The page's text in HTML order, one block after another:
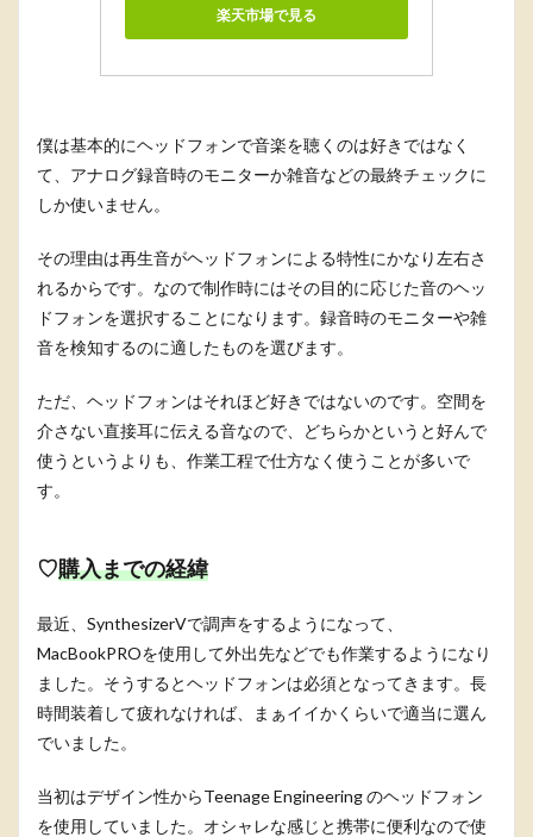
楽天市場で見る
僕は基本的にヘッドフォンで音楽を聴くのは好きではなく
て、アナログ録音時のモニターか雑音などの最終チェックに
しか使いません。
その理由は再生音がヘッドフォンによる特性にかなり左右さ
れるからです。なので制作時にはその目的に応じた音のヘッ
ドフォンを選択することになります。録音時のモニターや雑
音を検知するのに適したものを選びます。
ただ、ヘッドフォンはそれほど好きではないのです。空間を
介さない直接耳に伝える音なので、どちらかというと好んで
使うというよりも、作業工程で仕方なく使うことが多いで
す。
♡購入までの経緯
最近、SynthesizerVで調声をするようになって、
MacBookPROを使用して外出先などでも作業するようになり
ました。そうするとヘッドフォンは必須となってきます。長
時間装着して疲れなければ、まぁイイかくらいで適当に選ん
でいました。
当初はデザイン性からTeenage Engineering のヘッドフォン
を使用していました。オシャレな感じと携帯に便利なので使